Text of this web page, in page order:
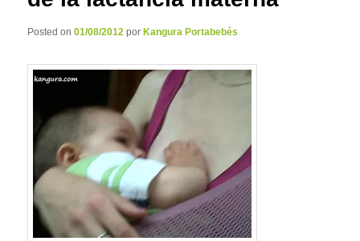
Posted on01/08/2012 por Kangura Portabebés